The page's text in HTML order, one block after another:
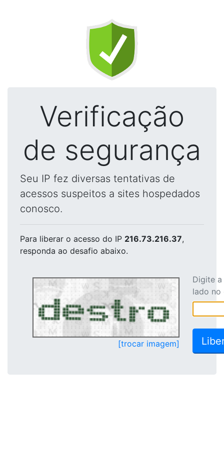
Verificação
de segurança
Seu IP fez diversas tentativas de
acessos suspeitos a sites hospedados
conosco.
Para liberar o acesso do IP 216.73.216.37,
responda ao desafio abaixo.
[trocar imagem]
Digite
lado no